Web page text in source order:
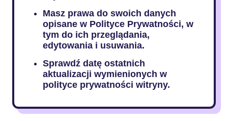
Masz prawa do swoich danych
opisane w Polityce Prywatności, w
tym do ich przeglądania,
edytowania i usuwania.
Sprawdź datę ostatnich
aktualizacji wymienionych w
polityce prywatności witryny.